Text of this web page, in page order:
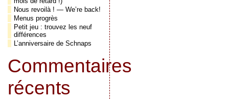
Nous revoilà ! — We’re back!
Menus progrès
Petit jeu : trouvez les neuf
différences
L’anniversaire de Schnaps
Commentaires
récents